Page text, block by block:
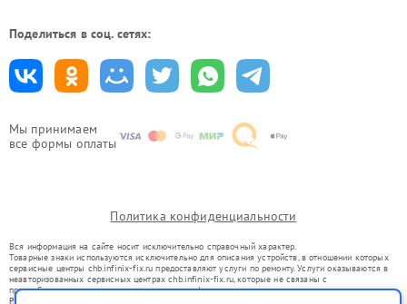
Мы принимаем
все формы оплаты
Поделиться в соц. сетях:
Политика конфиденциальности
Вся информация на сайте носит исключительно справочный характер.
Товарные знаки используются исключительно для описания устройств, в отношении которых
сервисные центры chb.infinix-fix.ru предоставляют услуги по ремонту. Услуги оказываются в
неавторизованных сервисных центрах chb.infinix-fix.ru, которые не связаны с
правообладателями товарных знаков или их официальными представителями.
Ремонт осуществляется для устройств, уже введенных в гражданский оборот в соответствии